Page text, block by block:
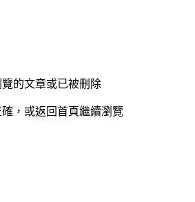
的文章或已被刪除
，或返回首頁繼續瀏覽